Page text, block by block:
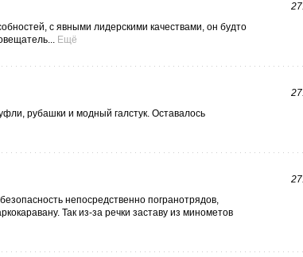
с явными лидерскими качествами, он будто
Ещё
рубашки и модный галстук. Оставалось
непосредственно погранотрядов,
Так из-за речки заставу из минометов